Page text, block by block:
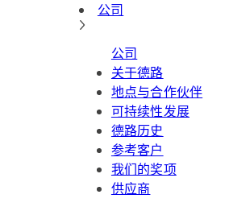
公司
公司
关于德路
地点与合作伙伴
可持续性发展
德路历史
参考客户
我们的奖项
供应商